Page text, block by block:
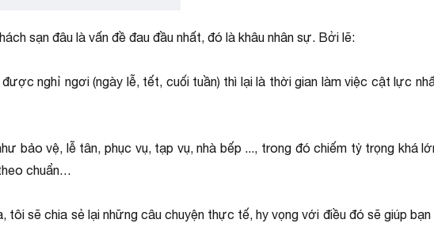
sạn đâu là vấn đề đau đầu nhất, đó là khâu nhân sự. Bởi lẽ:
nghỉ ngơi (ngày lễ, tết, cuối tuần) thì lại là thời gian làm việc cật lực
bảo vệ, lễ tân, phục vụ, tạp vụ, nhà bếp ..., trong đó chiếm tỷ trọng khá
chuẩn…
sẽ chia sẻ lại những câu chuyện thực tế, hy vọng với điều đó sẽ giúp